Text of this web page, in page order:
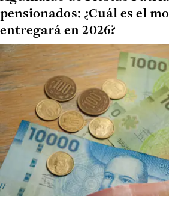
pensionados: ¿Cuál es el
entregará en 2026?